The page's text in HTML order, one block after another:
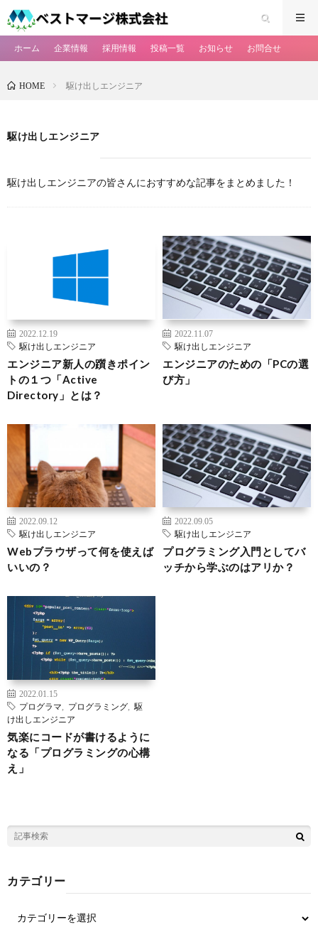
ホーム 企業情報 採用情報 投稿一覧 お知らせ お問合せ
HOME 駆け出しエンジニア
駆け出しエンジニア
駆け出しエンジニアの皆さんにおすすめな記事をまとめました！
2022.12.19
駆け出しエンジニア
エンジニア新人の躓きポイン
トの１つ「Active
Directory」とは？
2022.11.07
駆け出しエンジニア
エンジニアのための「PCの選
び方」
2022.09.12
駆け出しエンジニア
Webブラウザって何を使えば
いいの？
2022.09.05
駆け出しエンジニア
プログラミング入門としてバ
ッチから学ぶのはアリか？
2022.01.15
プログラマ
プログラミング
駆
け出しエンジニア
気楽にコードが書けるように
なる「プログラミングの心構
え」
カテゴリー